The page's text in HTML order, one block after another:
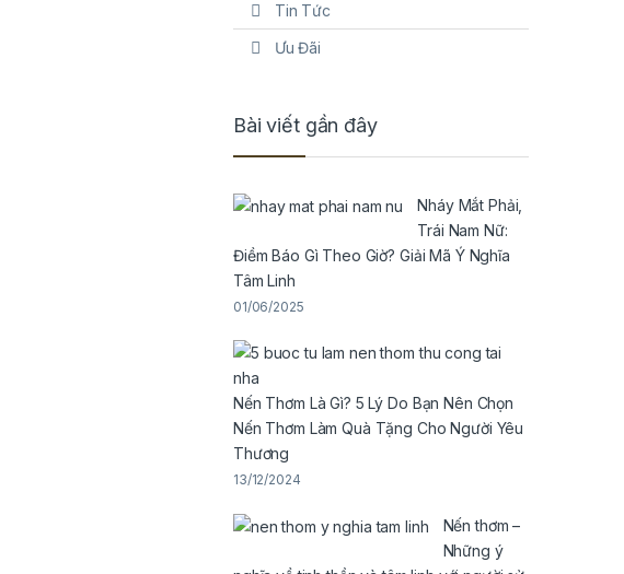
Tin Tức
Ưu Đãi
Bài viết gần đây
Nháy Mắt Phải,
Trái Nam Nữ:
Điềm Báo Gì Theo Giờ? Giải Mã Ý Nghĩa
Tâm Linh
01/06/2025
Nến Thơm Là Gì? 5 Lý Do Bạn Nên Chọn
Nến Thơm Làm Quà Tặng Cho Người Yêu
Thương
13/12/2024
Nến thơm –
Những ý